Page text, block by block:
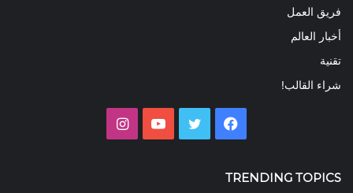
فريق العمل
أخبار العالم
تقنية
شراء القالب!
فيسبوك تويتر يوتيوب
TRENDING TOPICS